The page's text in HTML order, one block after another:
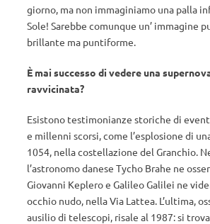
giorno, ma non immaginiamo una palla
Sole! Sarebbe comunque un’ immagine
brillante ma puntiforme.
È mai successo di vedere una
ravvicinata?
Esistono testimonianze storiche di
e millenni scorsi, come l’esplosione di
1054, nella costellazione del Granchio.
l’astronomo danese Tycho Brahe ne
Giovanni Keplero e Galileo Galilei ne
occhio nudo, nella Via Lattea. L’ultima,
ausilio di telescopi, risale al 1987: si